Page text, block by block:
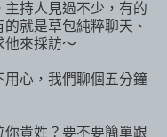
持人見過不少，有的
就是草包純粹聊天、
他來採訪～
心，我們聊個五分鐘
你貴姓？要不要簡單跟